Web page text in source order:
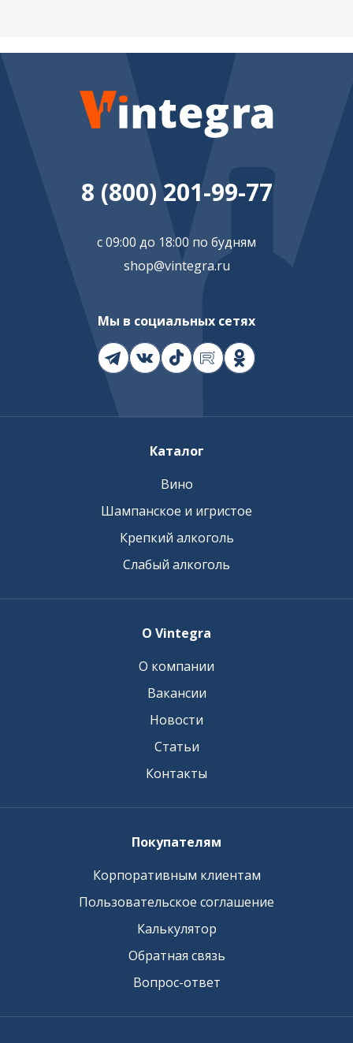
8 (800) 201-99-77
с 09:00 до 18:00 по будням
shop@vintegra.ru
Мы в социальных сетях
Каталог
Вино
Шампанское и игристое
Крепкий алкоголь
Слабый алкоголь
О Vintegra
О компании
Вакансии
Новости
Статьи
Контакты
Покупателям
Корпоративным клиентам
Пользовательское соглашение
Калькулятор
Обратная связь
Вопрос-ответ